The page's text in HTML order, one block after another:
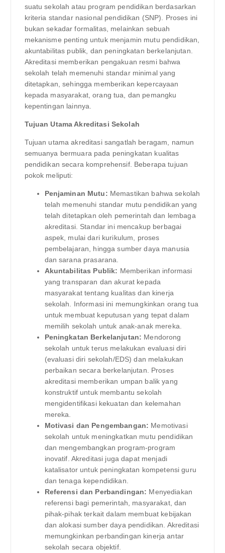
suatu sekolah atau program pendidikan berdasarkan
kriteria standar nasional pendidikan (SNP). Proses ini
bukan sekadar formalitas, melainkan sebuah
mekanisme penting untuk menjamin mutu pendidikan,
akuntabilitas publik, dan peningkatan berkelanjutan.
Akreditasi memberikan pengakuan resmi bahwa
sekolah telah memenuhi standar minimal yang
ditetapkan, sehingga memberikan kepercayaan
kepada masyarakat, orang tua, dan pemangku
kepentingan lainnya.
Tujuan Utama Akreditasi Sekolah
Tujuan utama akreditasi sangatlah beragam, namun
semuanya bermuara pada peningkatan kualitas
pendidikan secara komprehensif. Beberapa tujuan
pokok meliputi:
Penjaminan Mutu: Memastikan bahwa sekolah
telah memenuhi standar mutu pendidikan yang
telah ditetapkan oleh pemerintah dan lembaga
akreditasi. Standar ini mencakup berbagai
aspek, mulai dari kurikulum, proses
pembelajaran, hingga sumber daya manusia
dan sarana prasarana.
Akuntabilitas Publik: Memberikan informasi
yang transparan dan akurat kepada
masyarakat tentang kualitas dan kinerja
sekolah. Informasi ini memungkinkan orang tua
untuk membuat keputusan yang tepat dalam
memilih sekolah untuk anak-anak mereka.
Peningkatan Berkelanjutan: Mendorong
sekolah untuk terus melakukan evaluasi diri
(evaluasi diri sekolah/EDS) dan melakukan
perbaikan secara berkelanjutan. Proses
akreditasi memberikan umpan balik yang
konstruktif untuk membantu sekolah
mengidentifikasi kekuatan dan kelemahan
mereka.
Motivasi dan Pengembangan: Memotivasi
sekolah untuk meningkatkan mutu pendidikan
dan mengembangkan program-program
inovatif. Akreditasi juga dapat menjadi
katalisator untuk peningkatan kompetensi guru
dan tenaga kependidikan.
Referensi dan Perbandingan: Menyediakan
referensi bagi pemerintah, masyarakat, dan
pihak-pihak terkait dalam membuat kebijakan
dan alokasi sumber daya pendidikan. Akreditasi
memungkinkan perbandingan kinerja antar
sekolah secara objektif.